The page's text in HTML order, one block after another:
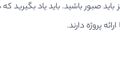
باید صبور باشید. باید یاد
پروژه دارند.